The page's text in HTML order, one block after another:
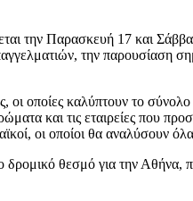
την Παρασκευή 17 και
την παρουσίαση
οι οποίες καλύπτουν το
και τις εταιρείες που
οι οποίοι θα αναλύσουν
θεσμό για την Αθήνα,